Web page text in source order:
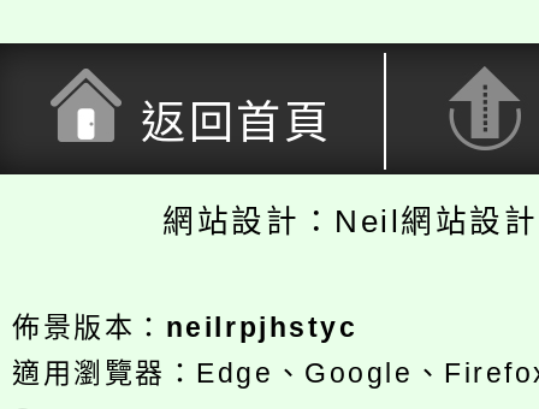
返回首頁
網站設計：Neil網站設
佈景版本： neilrpjhstyc
適用瀏覽器：Edge、Google、